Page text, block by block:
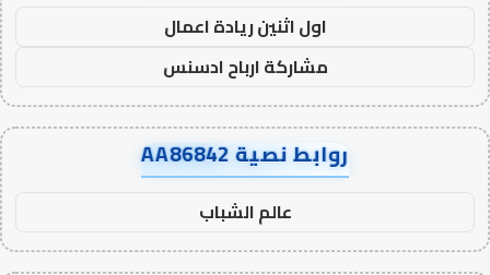
اول اثنين ريادة اعمال
مشاركة ارباح ادسنس
روابط نصية AA86842
عالم الشباب